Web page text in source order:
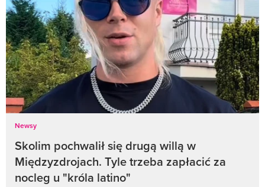
Newsy
Skolim pochwalił się drugą willą w
Międzyzdrojach. Tyle trzeba zapłacić za
nocleg u "króla latino"